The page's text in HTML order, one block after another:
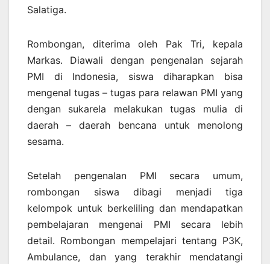
Salatiga.
Rombongan, diterima oleh Pak Tri, kepala
Markas. Diawali dengan pengenalan sejarah
PMI di Indonesia, siswa diharapkan bisa
mengenal tugas – tugas para relawan PMI yang
dengan sukarela melakukan tugas mulia di
daerah – daerah bencana untuk menolong
sesama.
Setelah pengenalan PMI secara umum,
rombongan siswa dibagi menjadi tiga
kelompok untuk berkeliling dan mendapatkan
pembelajaran mengenai PMI secara lebih
detail. Rombongan mempelajari tentang P3K,
Ambulance, dan yang terakhir mendatangi